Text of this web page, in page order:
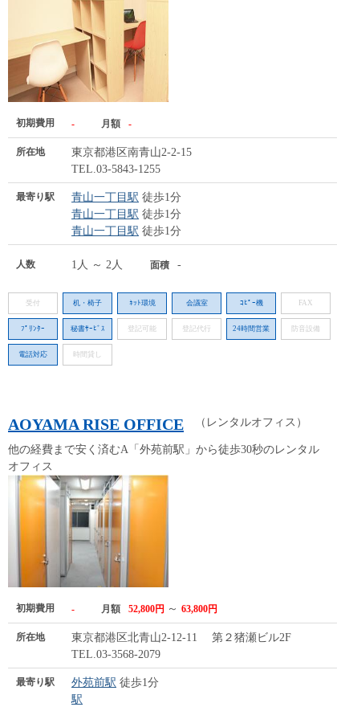
初期費用 - 月額 -
所在地
東京都港区南青山2-2-15
TEL.03-5843-1255
最寄り駅 青山一丁目駅 徒歩1分
青山一丁目駅 徒歩1分
青山一丁目駅 徒歩1分
人数 1人 ～ 2人 面積 -
受付 机・椅子 ﾈｯﾄ環境 会議室 ｺﾋﾟｰ機 FAX
ﾌﾟﾘﾝﾀｰ 秘書ｻｰﾋﾞｽ 登記可能 登記代行 24時間営業 防音設備
電話対応 時間貸し
AOYAMA RISE OFFICE （レンタルオフィス）
他の経費まで安く済むA「外苑前駅」から徒歩30秒のレンタル
オフィス
初期費用 - 月額 52,800円 ～ 63,800円
所在地
東京都港区北青山2-12-11 第２猪瀬ビル2F
TEL.03-3568-2079
最寄り駅 外苑前駅 徒歩1分
駅